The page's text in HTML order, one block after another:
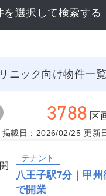
を選択して検索する
ニック向け物件一覧
3788 区
掲載日：2026/02/25 更新
テナント
八王子駅7分｜甲州
で開業